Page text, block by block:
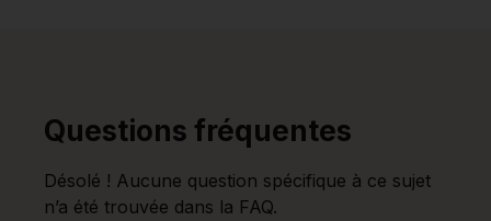
Questions fréquentes
Désolé ! Aucune question spécifique à ce sujet
n’a été trouvée dans la FAQ.